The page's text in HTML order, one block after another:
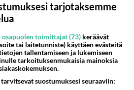
tarjotaksemme
osapuolen toimittajat (73) keräävät
tai laitetunniste) käyttäen evästeitä
tallentamiseen ja lukemiseen
tarkoituksenmukaisia mainoksia
suostumuksesi seuraaviin: